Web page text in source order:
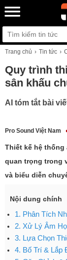
Trang chủ Tin tức
Quy trình
sân khấu
AI tóm tắt bài
Pro Sound Việt Nam
Thiết kế hệ
quan trọng trong
và biểu diễn
Nội dung chính
1. Phân Tích
2. Xử Lý Âm
3. Lựa Chọn
4. Bố Trí & Lắp